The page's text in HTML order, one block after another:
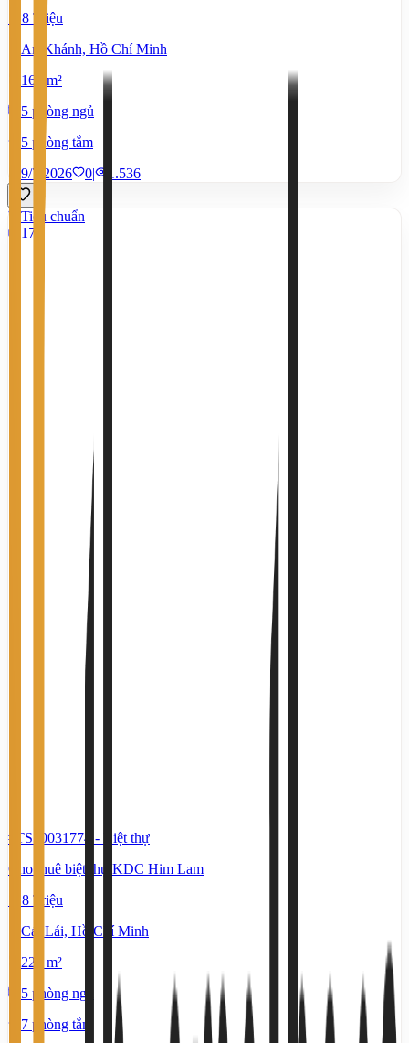
118 Triệu
An Khánh, Hồ Chí Minh
160 m²
5 phòng ngủ
5 phòng tắm
9/7/2026
0| 1.536
Tiêu chuẩn
17
#TS50031774 -
Biệt thự
Cho thuê biệt thự KDC Him Lam
118 Triệu
Cát Lái, Hồ Chí Minh
220 m²
5 phòng ngủ
7 phòng tắm